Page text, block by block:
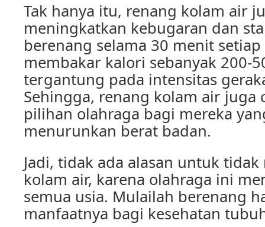
Tak hanya itu, renang kolam air
meningkatkan kebugaran dan
berenang selama 30 menit
membakar kalori sebanyak 200-
tergantung pada intensitas
Sehingga, renang kolam air juga
pilihan olahraga bagi mereka
menurunkan berat badan.
Jadi, tidak ada alasan untuk
kolam air, karena olahraga ini
semua usia. Mulailah berenang
manfaatnya bagi kesehatan